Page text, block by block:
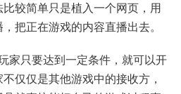
较简单只是植入一个网页，用
把正在游戏的内容直播出去。
家只要达到一定条件，就可以开
仅仅是其他游戏中的接收方，